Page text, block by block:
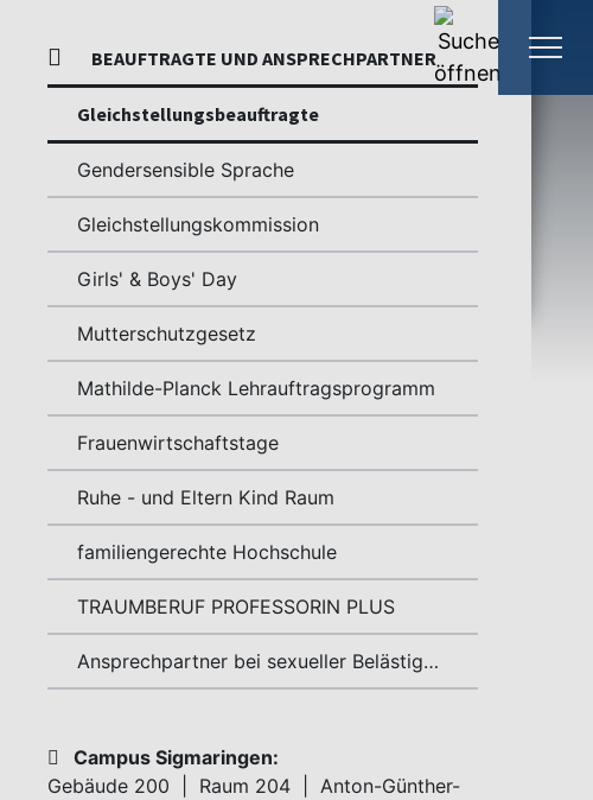
BEAUFTRAGTE UND ANSPRECHPARTNER
Gleichstellungsbeauftragte
Gendersensible Sprache
Gleichstellungskommission
Girls' & Boys' Day
Mutterschutzgesetz
Mathilde-Planck Lehrauftragsprogramm
Frauenwirtschaftstage
Ruhe - und Eltern Kind Raum
familiengerechte Hochschule
TRAUMBERUF PROFESSORIN PLUS
Ansprechpartner bei sexueller Belästigung
Campus Sigmaringen:
Gebäude 200 | Raum 204 | Anton-Günther-